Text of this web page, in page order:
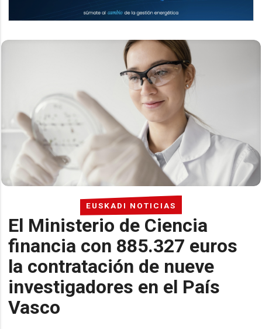
EUSKADI NOTICIAS
El Ministerio de Ciencia
financia con 885.327 euros
la contratación de nueve
investigadores en el País
Vasco